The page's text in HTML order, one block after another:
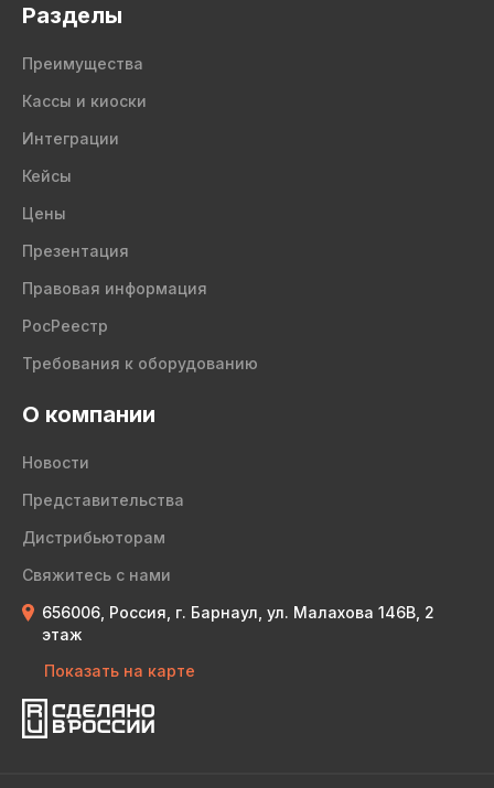
Разделы
Преимущества
Кассы и киоски
Интеграции
Кейсы
Цены
Презентация
Правовая информация
РосРеестр
Требования к оборудованию
О компании
Новости
Представительства
Дистрибьюторам
Свяжитесь с нами
656006, Россия, г. Барнаул, ул. Малахова 146В, 2
этаж
Показать на карте